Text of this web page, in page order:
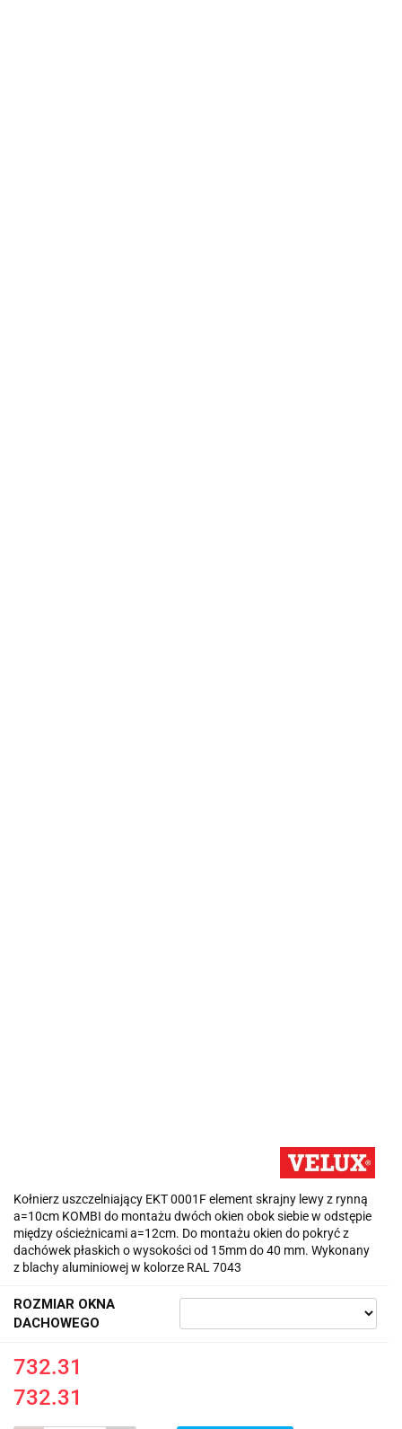
Kołnierz uszczelniający EKT 0001F element skrajny lewy z rynną
a=10cm KOMBI do montażu dwóch okien obok siebie w odstępie
między ościeżnicami a=12cm. Do montażu okien do pokryć z
dachówek płaskich o wysokości od 15mm do 40 mm. Wykonany
z blachy aluminiowej w kolorze RAL 7043
ROZMIAR OKNA
DACHOWEGO
732.31
732.31